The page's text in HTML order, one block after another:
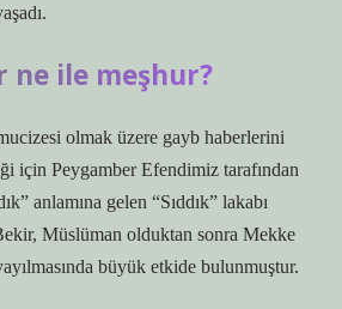
ne ile meşhur?
olmak üzere gayb haberlerini
için Peygamber Efendimiz tarafından
anlamına gelen “Sıddık” lakabı
Müslüman olduktan sonra Mekke
büyük etkide bulunmuştur.